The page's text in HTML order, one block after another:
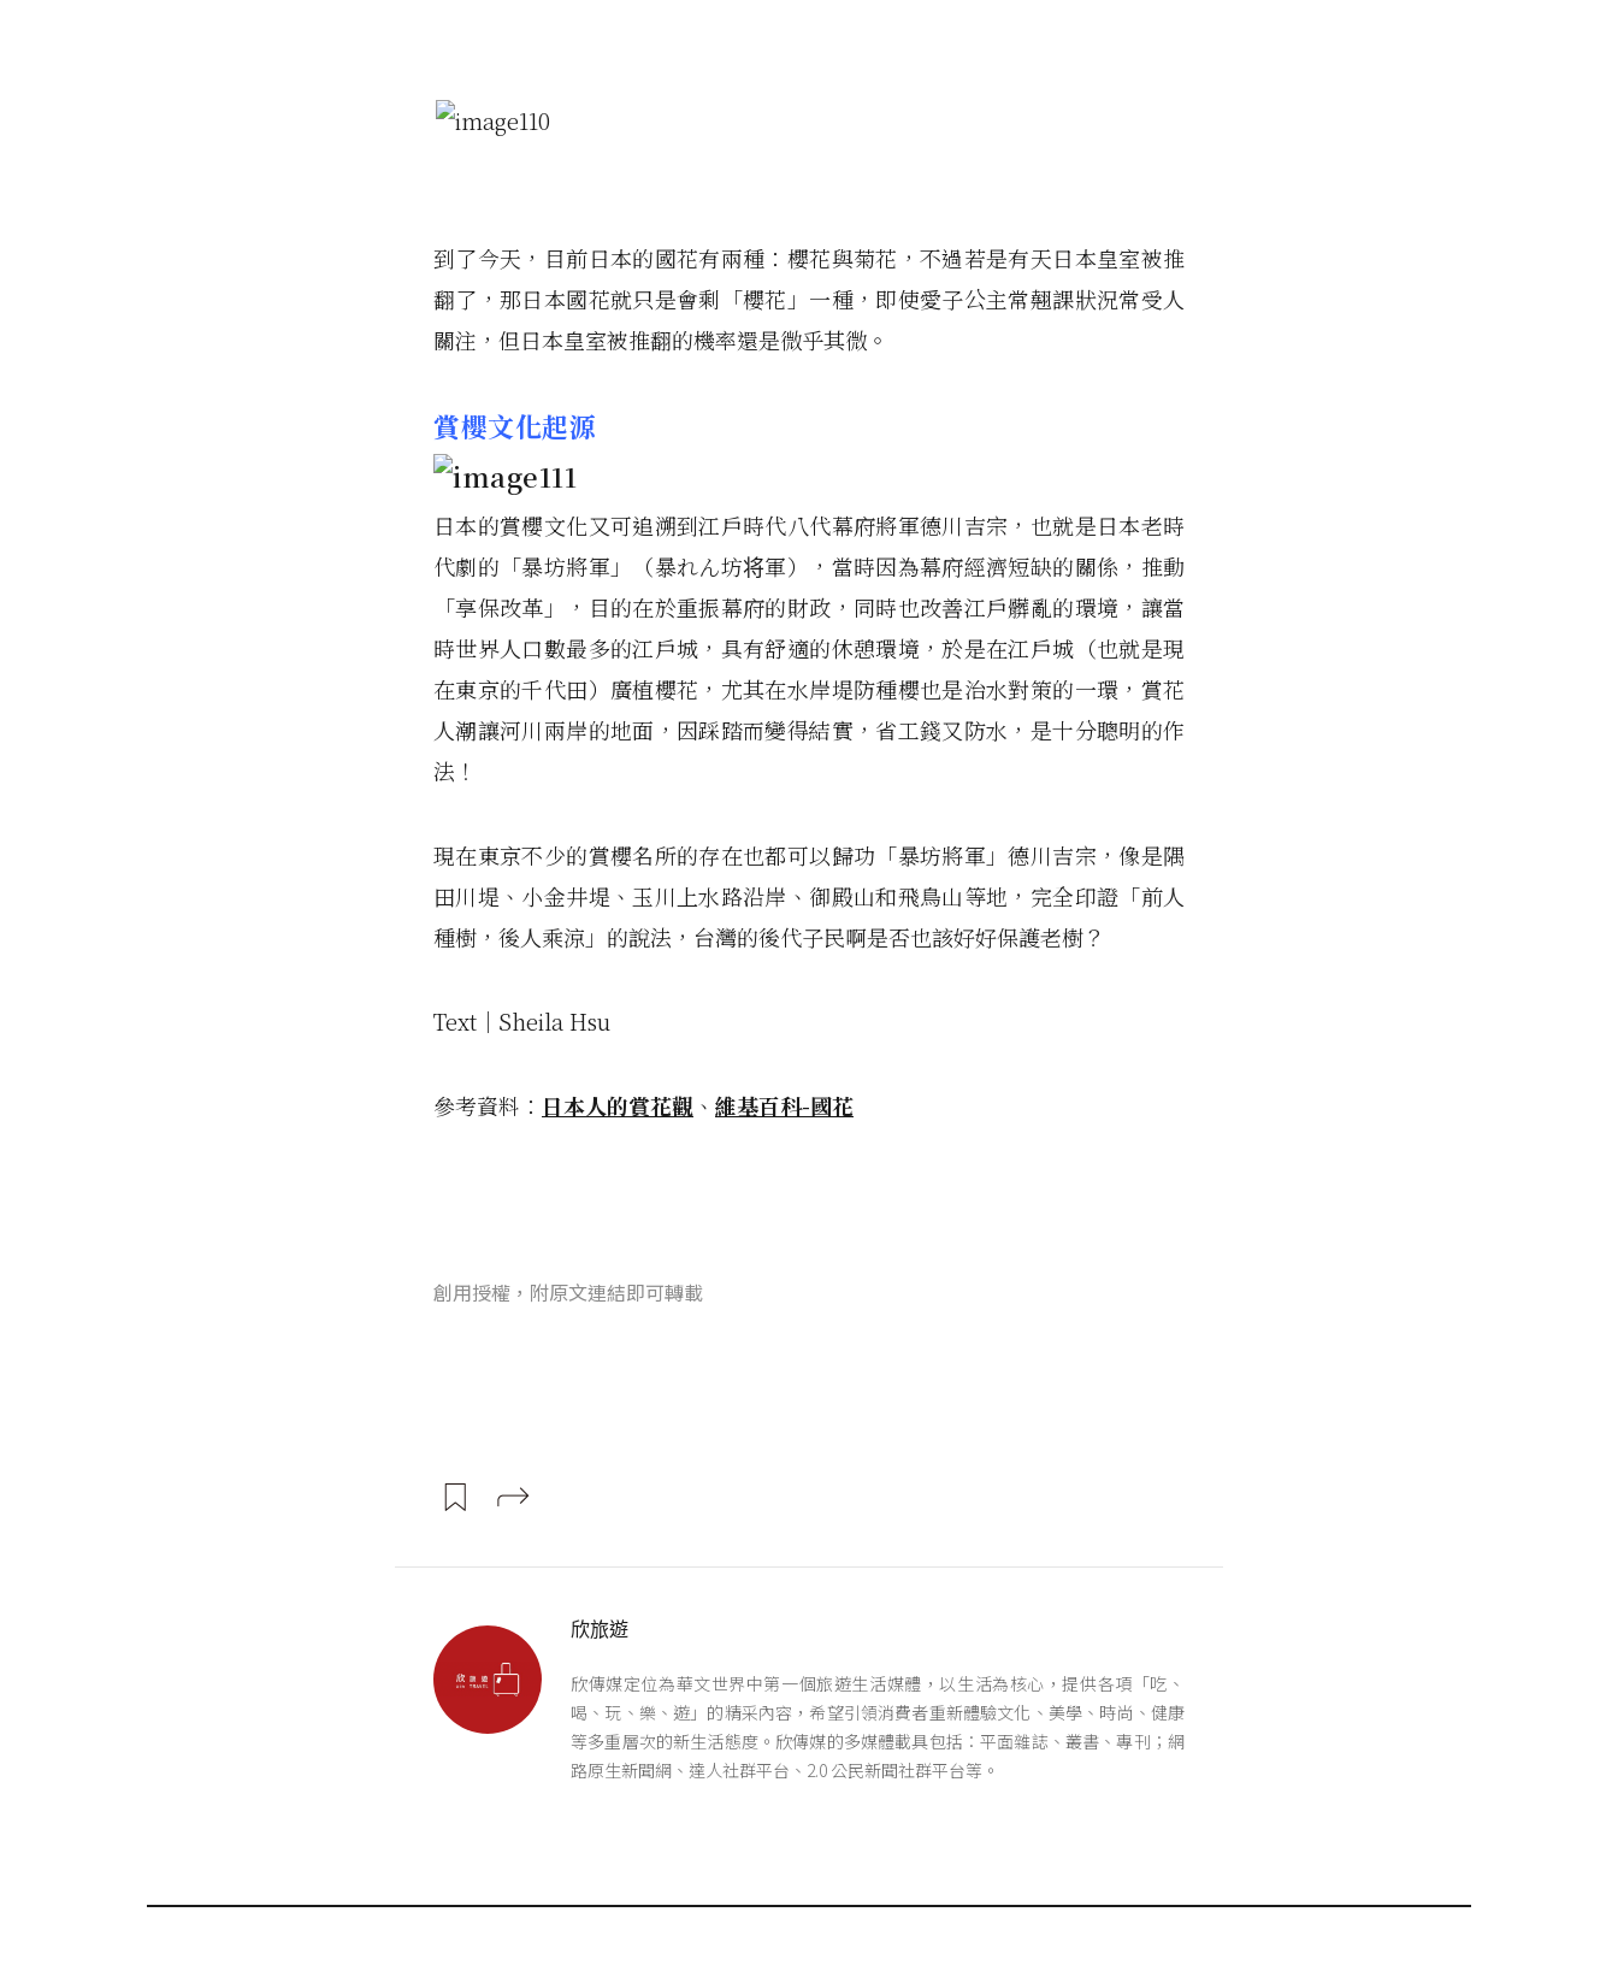
到了今天，目前日本的國花有兩種：櫻花與菊花，不過若是有天日本皇室被推
翻了，那日本國花就只是會剩「櫻花」一種，即使愛子公主常翹課狀況常受人
關注，但日本皇室被推翻的機率還是微乎其微。
賞櫻文化起源
日本的賞櫻文化又可追溯到江戶時代八代幕府將軍德川吉宗，也就是日本老時
代劇的「暴坊將軍」（暴れん坊将軍），當時因為幕府經濟短缺的關係，推動
「享保改革」，目的在於重振幕府的財政，同時也改善江戶髒亂的環境，讓當
時世界人口數最多的江戶城，具有舒適的休憩環境，於是在江戶城（也就是現
在東京的千代田）廣植櫻花，尤其在水岸堤防種櫻也是治水對策的一環，賞花
人潮讓河川兩岸的地面，因踩踏而變得結實，省工錢又防水，是十分聰明的作
法！
現在東京不少的賞櫻名所的存在也都可以歸功「暴坊將軍」德川吉宗，像是隅
田川堤、小金井堤、玉川上水路沿岸、御殿山和飛鳥山等地，完全印證「前人
種樹，後人乘涼」的說法，台灣的後代子民啊是否也該好好保護老樹？
Text│Sheila Hsu
參考資料： 日本人的賞花觀 、 維基百科-國花
創用授權，附原文連結即可轉載
欣旅遊
欣傳媒定位為華文世界中第一個旅遊生活媒體，以生活為核心，提供各項「吃、
喝、玩、樂、遊」的精采內容，希望引領消費者重新體驗文化、美學、時尚、健康
等多重層次的新生活態度。欣傳媒的多媒體載具包括：平面雜誌、叢書、專刊；網
路原生新聞網、達人社群平台、2.0 公民新聞社群平台等。